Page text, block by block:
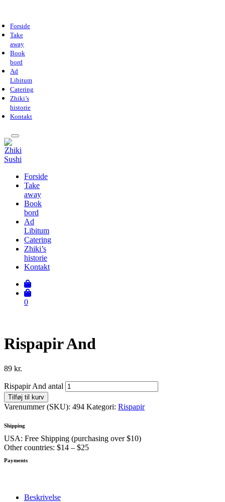
Forside
Take
away
Book
bord
Ad
Libitum
Catering
Zhiki’s
historie
Kontakt
Forside
Take
away
Book
bord
Ad
Libitum
Catering
Zhiki’s
historie
Kontakt
0
Rispapir And
89 kr.
Rispapir And antal
Tilføj til kurv
Varenummer (SKU): 494 Kategori: Rispapir
Shipping
USA: Free Shipping (purchasing over $10)
Other countries: $14 – $25
Payments
Beskrivelse